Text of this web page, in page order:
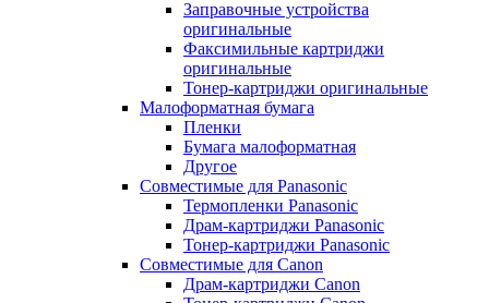
Заправочные устройства
оригинальные
Факсимильные картриджи
оригинальные
Тонер-картриджи оригинальные
Малоформатная бумага
Пленки
Бумага малоформатная
Другое
Совместимые для Panasonic
Термопленки Panasonic
Драм-картриджи Panasonic
Тонер-картриджи Panasonic
Совместимые для Canon
Драм-картриджи Canon